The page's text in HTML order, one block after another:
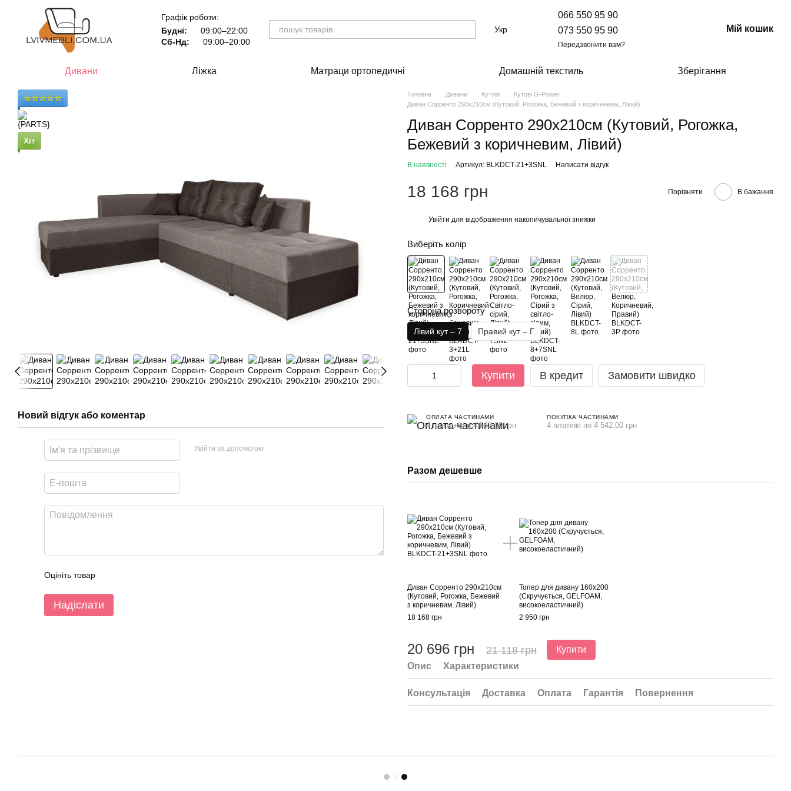
Перейти до основного контенту
Графік роботи:
Будні:
09:00–22:00
Сб-Нд:
09:00–20:00
Укр
066 550 95 90
073 550 95 90
Передзвонити вам?
Мій кошик
Дивани Ліжка Матраци ортопедичні Домашній текстиль Зберігання
☆☆☆☆☆
Хіт
Новий відгук або коментар
Увійти за допомогою
Оцініть товар
Надіслати
Головна Дивани Кутові
Кутові G-Power
Диван Сорренто 290х210см (Кутовий, Рогожка, Бежевий з коричневим, Лівий)
Диван Сорренто 290х210см (Кутовий, Рогожка,
Бежевий з коричневим, Лівий)
В наявності Артикул: BLKDCT-21+3SNL Написати відгук
18 168 грн Порівняти В бажання
Увійти для відображення накопичувальної знижки
Виберіть колір
Сторона розвороту
Лівий кут – 7 Правий кут – Г
Купити В кредит Замовити швидко
ОПЛАТА ЧАСТИНАМИ
4 платежі по 4 542.00 грн
ПОКУПКА ЧАСТИНАМИ
4 платежі по 4 542.00 грн
Разом дешевше
Диван Сорренто 290х210см
(Кутовий, Рогожка, Бежевий
з коричневим, Лівий)
18 168 грн
Топер для дивану 160x200
(Скручується, GELFOAM,
високоеластичний)
2 950 грн
20 696 грн 21 118 грн
Купити
Опис
Характеристики
Консультація Доставка Оплата Гарантія Повернення